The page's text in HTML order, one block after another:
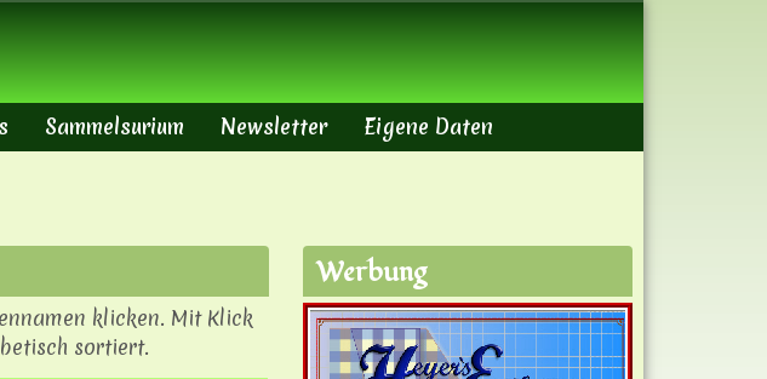
Sammelsurium Newsletter Eigene Daten
klicken. Mit Klick
sortiert.
Werbung